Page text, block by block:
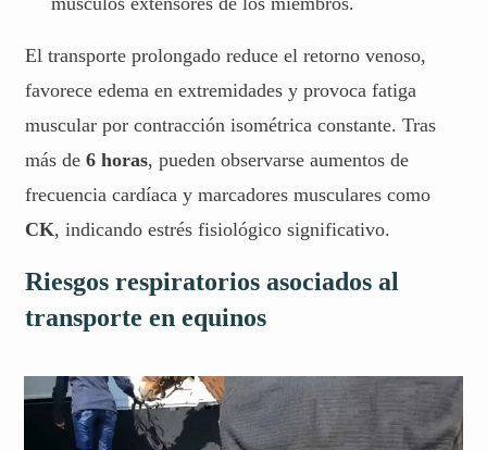
El transporte prolongado reduce el retorno venoso,
favorece edema en extremidades y provoca fatiga
muscular por contracción isométrica constante. Tras
más de 6 horas, pueden observarse aumentos de
frecuencia cardíaca y marcadores musculares como
CK, indicando estrés fisiológico significativo.
Riesgos respiratorios asociados al
transporte en equinos